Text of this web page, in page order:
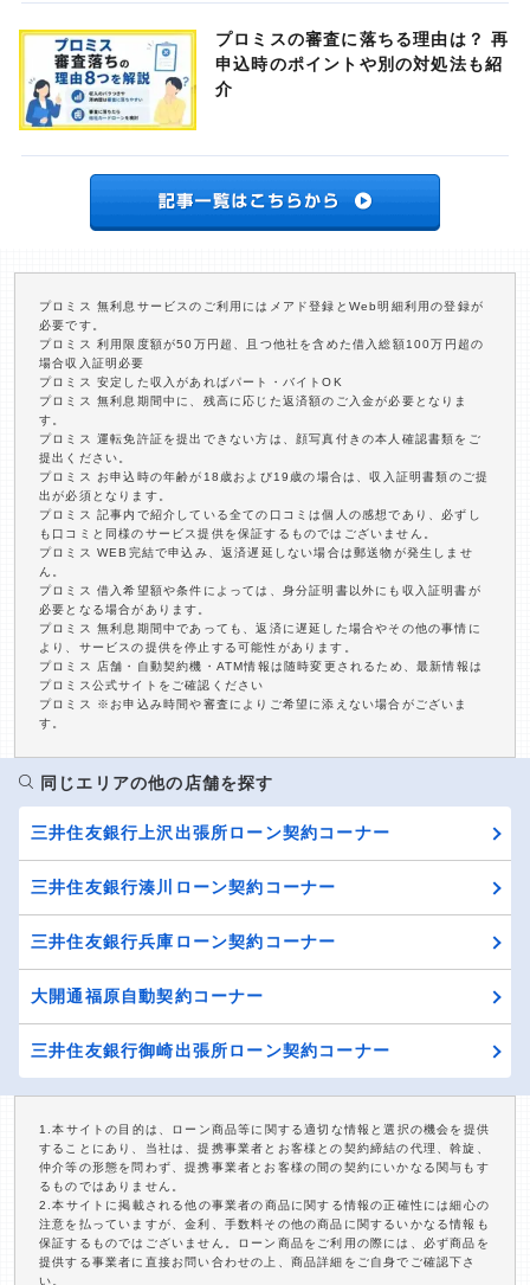
プロミスの審査に落ちる理由は？ 再
申込時のポイントや別の対処法も紹
介
プロミス 無利息サービスのご利用にはメアド登録とWeb明細利用の登録が
必要です。
プロミス 利用限度額が50万円超、且つ他社を含めた借入総額100万円超の
場合収入証明必要
プロミス 安定した収入があればパート・バイトOK
プロミス 無利息期間中に、残高に応じた返済額のご入金が必要となりま
す。
プロミス 運転免許証を提出できない方は、顔写真付きの本人確認書類をご
提出ください。
プロミス お申込時の年齢が18歳および19歳の場合は、収入証明書類のご提
出が必須となります。
プロミス 記事内で紹介している全ての口コミは個人の感想であり、必ずし
も口コミと同様のサービス提供を保証するものではございません。
プロミス WEB完結で申込み、返済遅延しない場合は郵送物が発生しませ
ん。
プロミス 借入希望額や条件によっては、身分証明書以外にも収入証明書が
必要となる場合があります。
プロミス 無利息期間中であっても、返済に遅延した場合やその他の事情に
より、サービスの提供を停止する可能性があります。
プロミス 店舗・自動契約機・ATM情報は随時変更されるため、最新情報は
プロミス公式サイトをご確認ください
プロミス ※お申込み時間や審査によりご希望に添えない場合がございま
す。
同じエリアの他の店舗を探す
三井住友銀行上沢出張所ローン契約コーナー
三井住友銀行湊川ローン契約コーナー
三井住友銀行兵庫ローン契約コーナー
大開通福原自動契約コーナー
三井住友銀行御崎出張所ローン契約コーナー
1.本サイトの目的は、ローン商品等に関する適切な情報と選択の機会を提供
することにあり、当社は、提携事業者とお客様との契約締結の代理、斡旋、
仲介等の形態を問わず、提携事業者とお客様の間の契約にいかなる関与もす
るものではありません。
2.本サイトに掲載される他の事業者の商品に関する情報の正確性には細心の
注意を払っていますが、金利、手数料その他の商品に関するいかなる情報も
保証するものではございません。ローン商品をご利用の際には、必ず商品を
提供する事業者に直接お問い合わせの上、商品詳細をご自身でご確認下さ
い。